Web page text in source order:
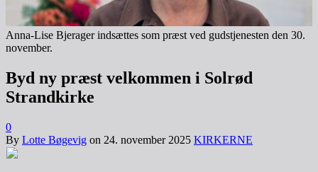
Anna-Lise Bjerager indsættes som præst ved gudstjenesten den 30.
november.
Byd ny præst velkommen i Solrød
Strandkirke
0
By Lotte Bøgevig on 24. november 2025 KIRKERNE